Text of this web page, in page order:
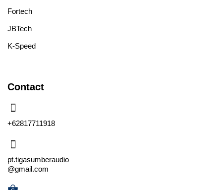
Fortech
JBTech
K-Speed
Contact
+62817711918
pt.tigasumberaudio
@gmail.com